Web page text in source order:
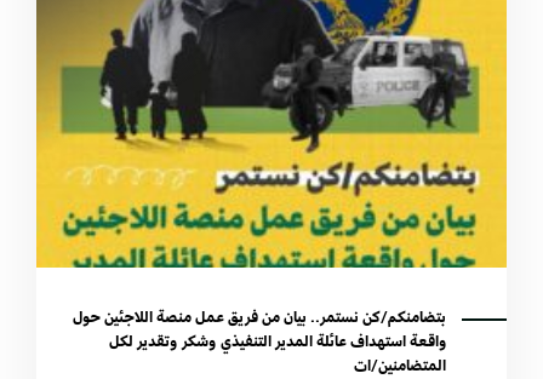
بتضامنكم/كن نستمر.. بيان من فريق عمل منصة اللاجئين حول
واقعة استهداف عائلة المدير التنفيذي وشكر وتقدير لكل
المتضامنين/ات